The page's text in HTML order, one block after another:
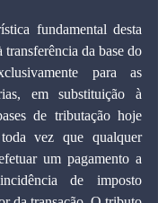
fundamental desta
transferência da base do
para as
em substituição à
de tributação hoje
vez que qualquer
um pagamento a
de imposto